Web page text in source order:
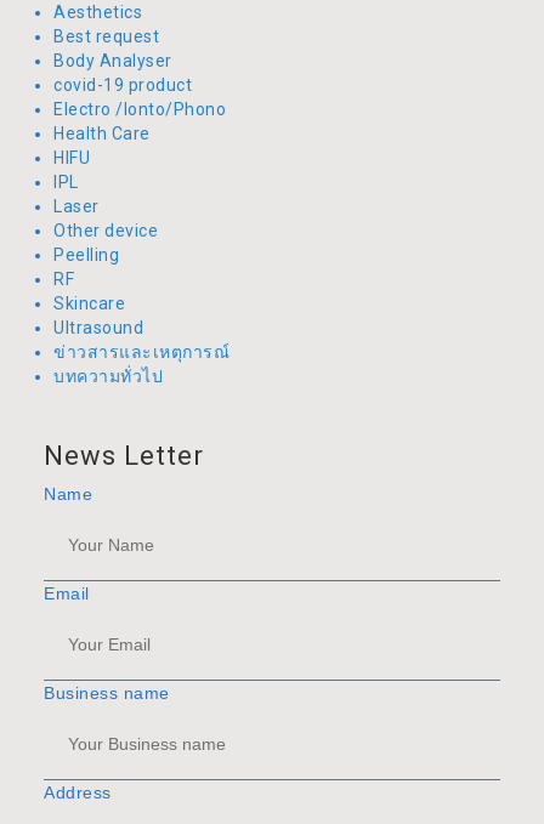
Aesthetics
Best request
Body Analyser
covid-19 product
Electro /Ionto/Phono
Health Care
HIFU
IPL
Laser
Other device
Peelling
RF
Skincare
Ultrasound
ข่าวสารและเหตุการณ์
บทความทั่วไป
News Letter
Name
Email
Business name
Address